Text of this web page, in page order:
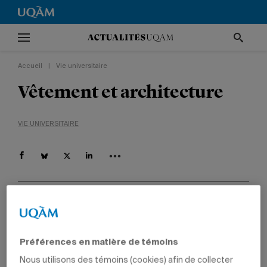
Accueil Vie universitaire
Vêtement et architecture
VIE UNIVERSITAIRE
ParAngèle Dufresne
Mis à jour le 17 avril 2015 à 15 h 04
Préférences en matière de témoins
Nous utilisons des témoins (cookies) afin de collecter